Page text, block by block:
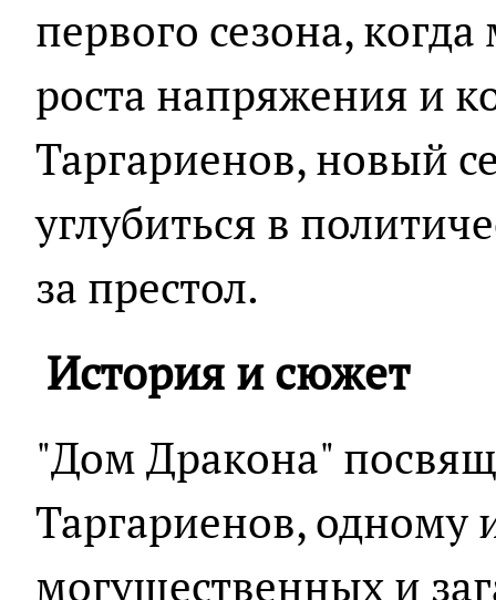
первого сезона,
роста напряжения и
Таргариенов, новый
углубиться в
за престол.
История и сюжет
"Дом Дракона"
Таргариенов, одному
могущественных и